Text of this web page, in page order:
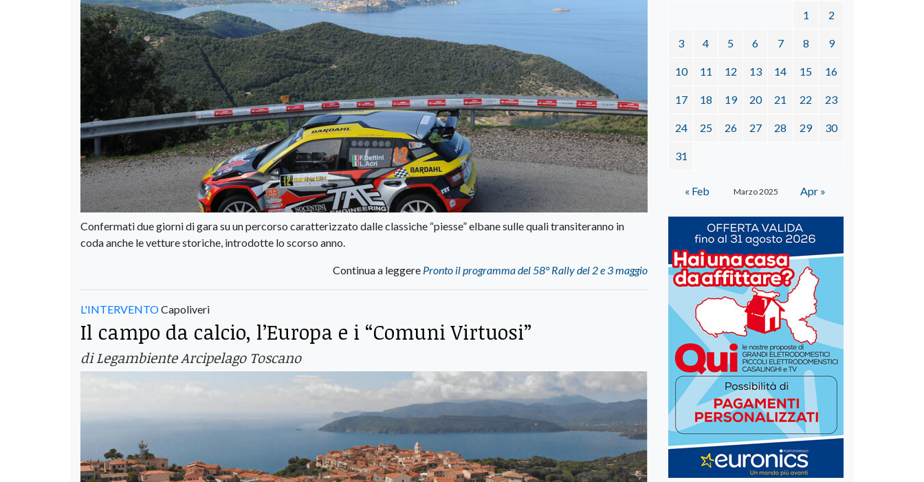
Confermati due giorni di gara su un percorso caratterizzato dalle classiche “piesse” elbane sulle quali transiteranno in
coda anche le vetture storiche, introdotte lo scorso anno.
Continua a leggere Pronto il programma del 58° Rally del 2 e 3 maggio
L'INTERVENTOCapoliveri
Il campo da calcio, l’Europa e i “Comuni Virtuosi”
di Legambiente Arcipelago Toscano
Marzo 2025
1 2
3 4 5 6 7 8 9
10 11 12 13 14 15 16
17 18 19 20 21 22 23
24 25 26 27 28 29 30
31
« Feb Apr »